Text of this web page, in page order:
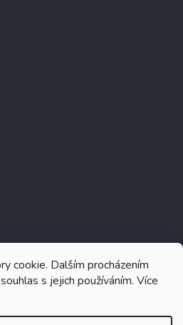
cookie. Dalším procházením
s jejich používáním. Více